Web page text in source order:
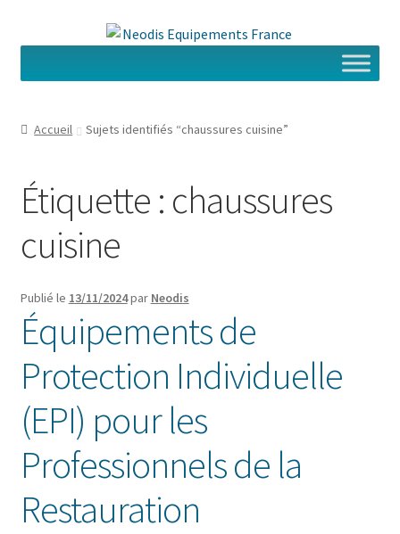
la
contenu
Accueil Sujets identifiés “chaussures cuisine”
Étiquette : chaussures
cuisine
Publié le 13/11/2024par Neodis
Équipements de
Protection Individuelle
(EPI) pour les
Professionnels de la
Restauration